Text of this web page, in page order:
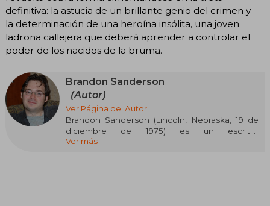
definitiva: la astucia de un brillante genio del crimen y
la determinación de una heroína insólita, una joven
ladrona callejera que deberá aprender a controlar el
poder de los nacidos de la bruma.
Brandon Sanderson
(Autor)
Ver Página del Autor
Brandon Sanderson (Lincoln, Nebraska, 19 de
diciembre de 1975) es un escritor
estadounidense de literatura fantástica y ciencia
Ver más